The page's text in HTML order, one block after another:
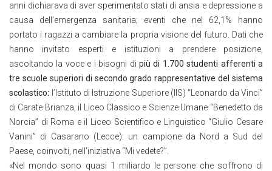
anni dichiarava di aver sperimentato stati di ansia e depressione a
causa dell’emergenza sanitaria; eventi che nel 62,1% hanno
portato i ragazzi a cambiare la propria visione del futuro. Dati che
hanno invitato esperti e istituzioni a prendere posizione,
ascoltando la voce e i bisogni di più di 1.700 studenti afferenti a
tre scuole superiori di secondo grado rappresentative del sistema
scolastico: l’Istituto di Istruzione Superiore (IIS) “Leonardo da Vinci”
di Carate Brianza, il Liceo Classico e Scienze Umane “Benedetto da
Norcia” di Roma e il Liceo Scientifico e Linguistico “Giulio Cesare
Vanini” di Casarano (Lecce): un campione da Nord a Sud del
Paese, coinvolti, nell’iniziativa “Mi vedete?”.
«Nel mondo sono quasi 1 miliardo le persone che soffrono di